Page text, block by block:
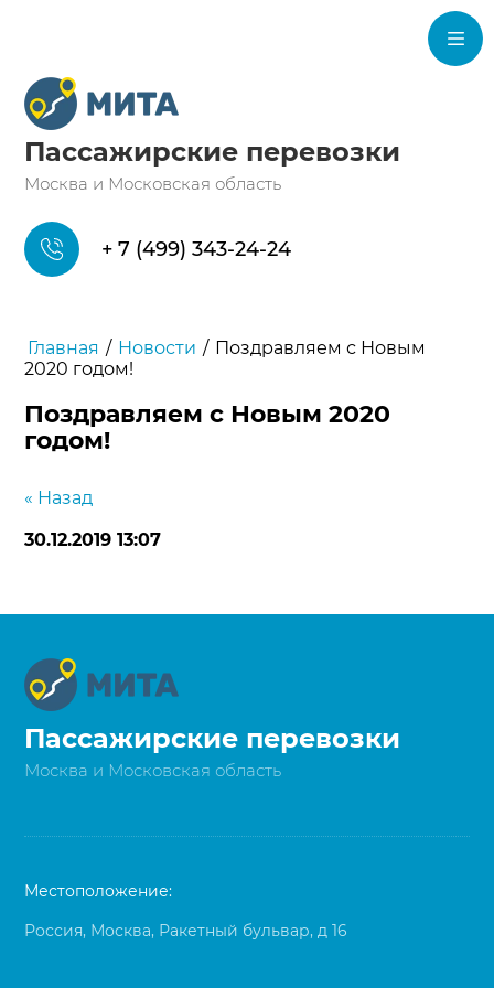
Пассажирские перевозки
Москва и Московская область
+ 7 (499) 343-24-24
Главная / Новости / Поздравляем с Новым
2020 годом!
Поздравляем с Новым 2020
годом!
« Назад
30.12.2019 13:07
Пассажирские перевозки
Москва и Московская область
Местоположение:
Россия, Москва, Ракетный бульвар, д 16